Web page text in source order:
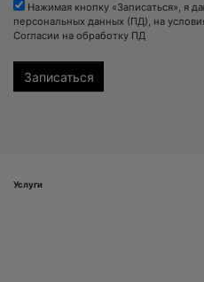
Нажимая кнопку «Записаться», я
персональных данных (ПД), на
Согласии на обработку ПД
Услуги